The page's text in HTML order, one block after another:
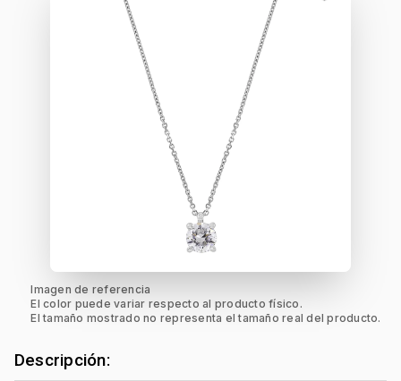
Imagen de referencia
El color puede variar respecto al producto físico.
El tamaño mostrado no representa el tamaño real del producto.
Descripción: